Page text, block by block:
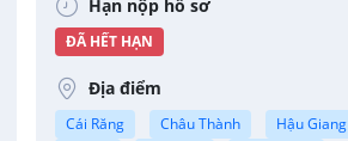
Hạn nộp hồ sơ
ĐÃ HẾT HẠN
Địa điểm
Cái Răng Châu Thành Hậu Giang